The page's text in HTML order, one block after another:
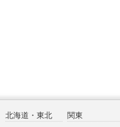
北海道・東北
関東